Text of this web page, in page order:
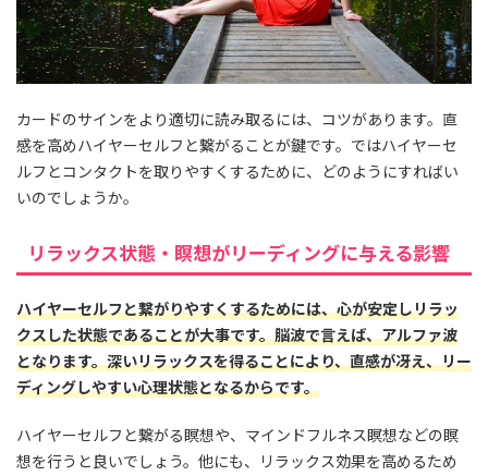
カードのサインをより適切に読み取るには、コツがあります。直
感を高めハイヤーセルフと繋がることが鍵です。ではハイヤーセ
ルフとコンタクトを取りやすくするために、どのようにすればい
いのでしょうか。
リラックス状態・瞑想がリーディングに与える影響
ハイヤーセルフと繋がりやすくするためには、心が安定しリラッ
クスした状態であることが大事です。脳波で言えば、アルファ波
となります。深いリラックスを得ることにより、直感が冴え、リー
ディングしやすい心理状態となるからです。
ハイヤーセルフと繋がる瞑想や、マインドフルネス瞑想などの瞑
想を行うと良いでしょう。他にも、リラックス効果を高めるため